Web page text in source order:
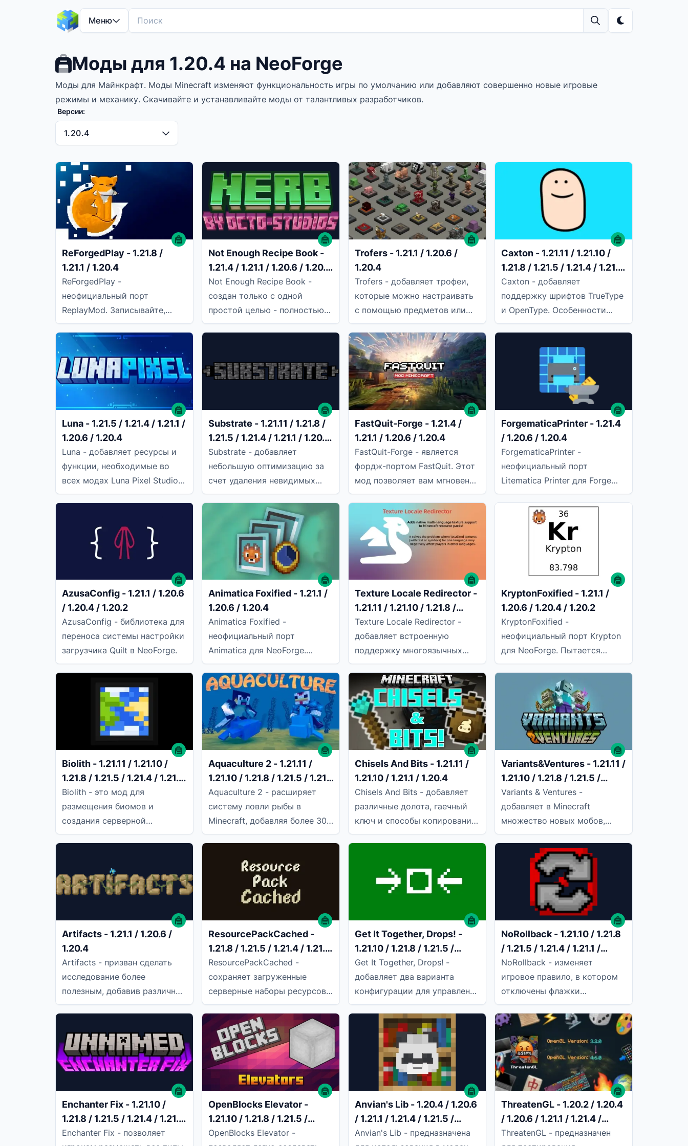
Меню
Моды для 1.20.4 на NeoForge
Моды для Майнкрафт. Моды Minecraft изменяют функциональность игры по умолчанию или добавляют совершенно новые игровые
режимы и механику. Скачивайте и устанавливайте моды от талантливых разработчиков.
Версии:
1.20.4
ReForgedPlay - 1.21.8 /
1.21.1 / 1.20.4
ReForgedPlay -
неофициальный порт
ReplayMod. Записывайте,
воспроизводите и
редактируйте свои
приключения в Minecraft!
Важно отметить,
Not Enough Recipe Book -
1.21.4 / 1.21.1 / 1.20.6 / 1.20.4
/ 1.20.2
Not Enough Recipe Book -
создан только с одной
простой целью - полностью
удалить книгу рецептов из
Trofers - 1.21.1 / 1.20.6 /
1.20.4
Trofers - добавляет трофеи,
которые можно настраивать
с помощью предметов или
сущностей с помощью
наборов данных.
Прилагаемый набор
Caxton - 1.21.11 / 1.21.10 /
1.21.8 / 1.21.5 / 1.21.4 / 1.21.1
/ 1.20.6 / 1.20.4
Caxton - добавляет
поддержку шрифтов TrueType
и OpenType. Особенности
Четкий текст любого размера
Настоящий
Luna - 1.21.5 / 1.21.4 / 1.21.1 /
1.20.6 / 1.20.4
Luna - добавляет ресурсы и
функции, необходимые во
всех модах Luna Pixel Studios,
включая совместное
Substrate - 1.21.11 / 1.21.8 /
1.21.5 / 1.21.4 / 1.21.1 / 1.20.6
/ 1.20.4
Substrate - добавляет
небольшую оптимизацию за
счет удаления невидимых
сторон нижнего/верхнего
слоя мира. Для игрока эти
FastQuit-Forge - 1.21.4 /
1.21.1 / 1.20.6 / 1.20.4
FastQuit-Forge - является
фордж-портом FastQuit. Этот
мод позволяет вам мгновенно
вернуться к главному меню
после нажатия кнопки
ForgematicaPrinter - 1.21.4
/ 1.20.6 / 1.20.4
ForgematicaPrinter -
неофициальный порт
Litematica Printer для Forge
(Neo). Это расширение
добавляет функциональность
печати для
AzusaConfig - 1.21.1 / 1.20.6
/ 1.20.4 / 1.20.2
AzusaConfig - библиотека для
переноса системы настройки
загрузчика Quilt в NeoForge.
Animatica Foxified - 1.21.1 /
1.20.6 / 1.20.4
Animatica Foxified -
неофициальный порт
Animatica для NeoForge.
Предназначенный для
загрузки формата
анимированных текстур
Texture Locale Redirector -
1.21.11 / 1.21.10 / 1.21.8 /
1.21.5 / 1.21.4 / 1.21.1 / 1.20.6
/ 1.20.4 / 1.20.2
Texture Locale Redirector -
добавляет встроенную
поддержку многоязычных
текстур в наборы ресурсов
Minecraft. Расширяя механизм
KryptonFoxified - 1.21.1 /
1.20.6 / 1.20.4 / 1.20.2
KryptonFoxified -
неофициальный порт Krypton
для NeoForge. Пытается
оптимизировать сетевой стек
Minecraft. Он основан на
Biolith - 1.21.11 / 1.21.10 /
1.21.8 / 1.21.5 / 1.21.4 / 1.21.1
/ 1.20.6 / 1.20.4
Biolith - это мод для
размещения биомов и
создания серверной
библиотеки world surface,
Aquaculture 2 - 1.21.11 /
1.21.10 / 1.21.8 / 1.21.5 / 1.21.1
/ 1.20.4 / 1.20.1
Aquaculture 2 - расширяет
систему ловли рыбы в
Minecraft, добавляя более 30
новых видов рыбы, которые
Chisels And Bits - 1.21.11 /
1.21.10 / 1.21.1 / 1.20.4
Chisels And Bits - добавляет
различные долота, гаечный
ключ и способы копирования
рисунков и хранения. Эти
Variants&Ventures - 1.21.11 /
1.21.10 / 1.21.8 / 1.21.5 /
1.21.4 / 1.21.1 / 1.20.6 / 1.20.4
/ 1.20.2
Variants & Ventures -
добавляет в Minecraft
множество новых мобов,
полностью интегрированных
в мир и генерируемых
естественным
Artifacts - 1.21.1 / 1.20.6 /
1.20.4
Artifacts - призван сделать
исследование более
полезным, добавив различные
мощные предметы, которые
Предметы,
ResourcePackCached -
1.21.8 / 1.21.5 / 1.21.4 / 1.21.1
/ 1.20.6 / 1.20.4 / 1.20.2
ResourcePackCached -
сохраняет загруженные
серверные наборы ресурсов,
поэтому их не нужно
перезагружать при
повторном подключении, а
Get It Together, Drops! -
1.21.10 / 1.21.8 / 1.21.5 /
1.21.4 / 1.21.1 / 1.20.6 / 1.20.4
/ 1.20.2
Get It Together, Drops! -
добавляет два варианта
конфигурации для управления
тем, как сброшенные
предметы объединяются на
земле. Это
NoRollback - 1.21.10 / 1.21.8
/ 1.21.5 / 1.21.4 / 1.21.1 /
1.20.6 / 1.20.4 / 1.20.2 /
1.20.1
NoRollback - изменяет
игровое правило, в котором
отключены флажки
Elytramovementcheck и
disablePlayerMovementCheck.
Не учитывается
Enchanter Fix - 1.21.10 /
1.21.8 / 1.21.5 / 1.21.4 / 1.21.1
/ 1.20.6 / 1.20.4 / 1.20.2 /
Enchanter Fix - позволяет
OpenBlocks Elevator -
1.21.10 / 1.21.8 / 1.21.5 /
1.21.4 / 1.21.1 / 1.20.6 / 1.20.4
OpenBlocks Elevator -
Anvian's Lib - 1.20.4 / 1.20.6
/ 1.21.1 / 1.21.4 / 1.21.5 /
1.21.8
Anvian's Lib - предназначена
ThreatenGL - 1.20.2 / 1.20.4
/ 1.20.6 / 1.21.1 / 1.21.4 /
1.21.5 / 1.21.8
ThreatenGL - предназначен